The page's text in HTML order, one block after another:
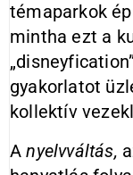
témaparkok
mintha ezt a
gyakorlatot
kollektív
Anyelvváltás,